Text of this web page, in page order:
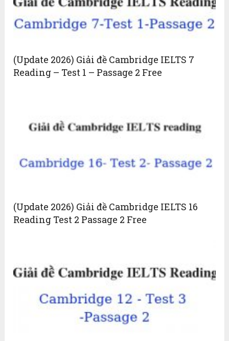
(Update 2026) Giải đề Cambridge IELTS 7
Reading – Test 1 – Passage 2 Free
(Update 2026) Giải đề Cambridge IELTS 16
Reading Test 2 Passage 2 Free